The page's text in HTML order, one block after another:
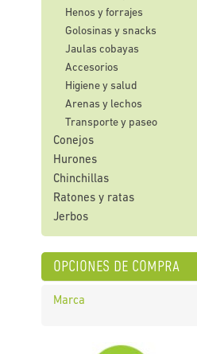
Henos y forrajes
Golosinas y snacks
Jaulas cobayas
Accesorios
Higiene y salud
Arenas y lechos
Transporte y paseo
Conejos
Hurones
Chinchillas
Ratones y ratas
Jerbos
opciones de compra
Marca